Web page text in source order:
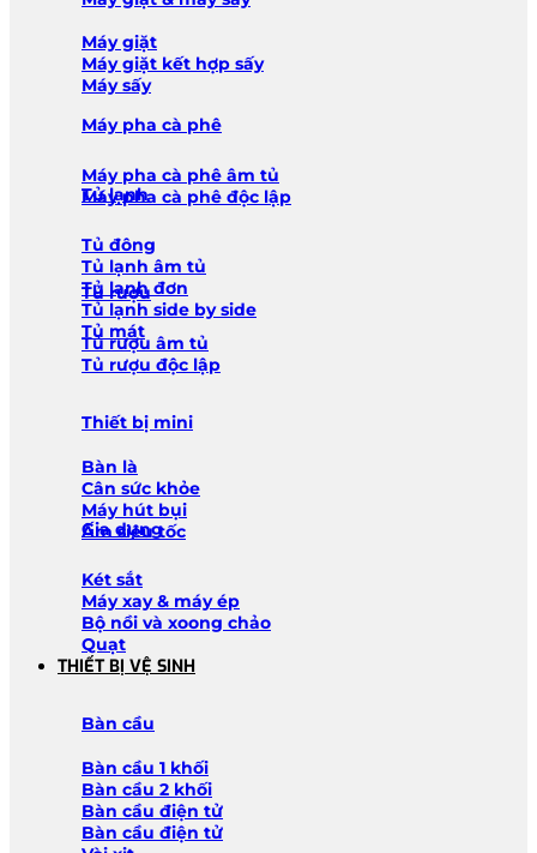
Máy giặt
Máy giặt kết hợp sấy
Máy sấy
Máy pha cà phê
Máy pha cà phê âm tủ
Máy pha cà phê độc lập
Tủ lạnh
Tủ đông
Tủ lạnh âm tủ
Tủ lạnh đơn
Tủ lạnh side by side
Tủ mát
Tủ rượu
Tủ rượu âm tủ
Tủ rượu độc lập
Thiết bị mini
Bàn là
Cân sức khỏe
Máy hút bụi
Ấm siêu tốc
Gia dụng
Két sắt
Máy xay & máy ép
Bộ nồi và xoong chảo
Quạt
THIẾT BỊ VỆ SINH
Bàn cầu
Bàn cầu 1 khối
Bàn cầu 2 khối
Bàn cầu điện tử
Bàn cầu điện tử